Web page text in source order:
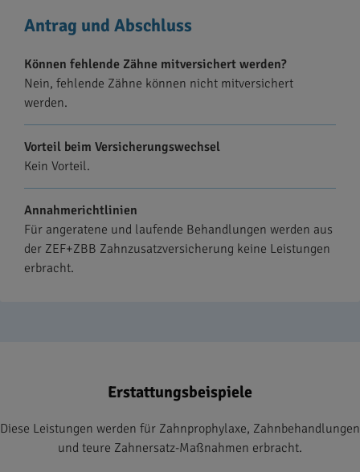
Antrag und Abschluss
Können fehlende Zähne mitversichert werden?
Nein, fehlende Zähne können nicht mitversichert
werden.
Vorteil beim Versicherungswechsel
Kein Vorteil.
Annahmerichtlinien
Für angeratene und laufende Behandlungen werden aus
der ZEF+ZBB Zahnzusatzversicherung keine Leistungen
erbracht.
Erstattungsbeispiele
Diese Leistungen werden für Zahnprophylaxe, Zahnbehandlungen
und teure Zahnersatz-Maßnahmen erbracht.